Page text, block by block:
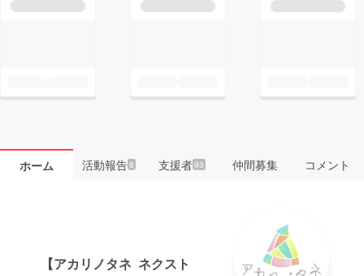
ホーム 活動報告8 支援者93 仲間募集 コメント
【アカリノタネ ネクスト